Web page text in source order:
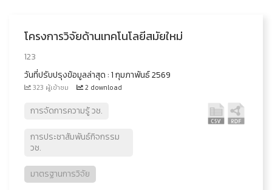
โครงการวิจัยด้านเทคโนโลยีสมัยใหม่
123
วันที่ปรับปรุงข้อมูลล่าสุด : 1 กุมภาพันธ์ 2569
323 ผู้เข้าชม 2 download
การจัดการความรู้ วช.
การประชาสัมพันธ์กิจกรรม
วช.
มาตรฐานการวิจัย